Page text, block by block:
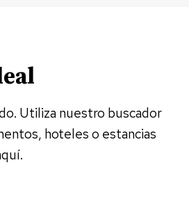
Utiliza nuestro buscador
hoteles o estancias